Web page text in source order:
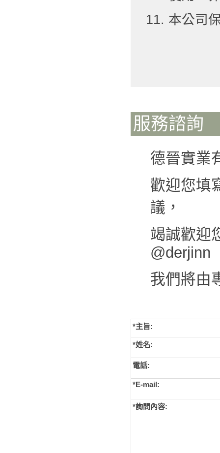
11. 本公司
服務諮詢
德晉實業
歡迎您填
議，
竭誠歡迎
@derjinn
我們將由
*主旨:
*姓名:
電話:
*E-mail:
*詢問內容: